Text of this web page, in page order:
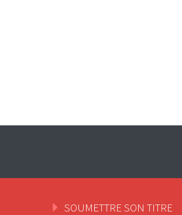
SOUMETTRE SON TITRE